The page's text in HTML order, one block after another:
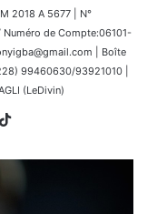
2018 A 5677 | N°
de Compte:06101-
| Boîte
99460630/93921010 |
(LeDivin)
Instagram